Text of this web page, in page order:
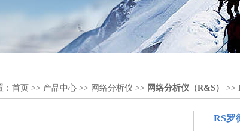
首页 >> 产品中心 >> 网络分析仪 >> 网络分析仪（R&S） >>
RS罗